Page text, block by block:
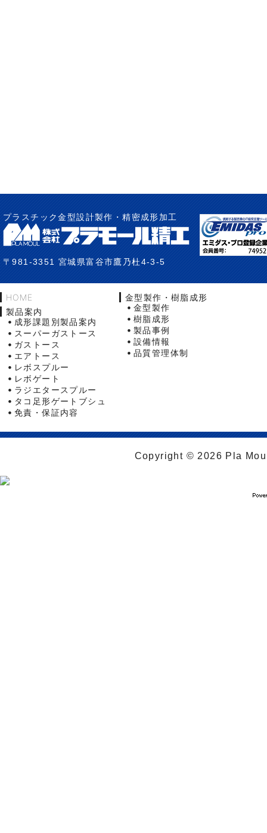
プラスチック金型設計製作・精密成形加工
〒981-3351 宮城県富谷市鷹乃杜4-3-5
HOME
製品案内
成形課題別製品案内
スーパーガストース
ガストース
エアトース
レボスプルー
レボゲート
ラジエタースプルー
タコ足形ゲートブシュ
免責・保証内容
金型製作・樹脂成形
金型製作
樹脂成形
製品事例
設備情報
品質管理体制
Copyright © 2026 Pla